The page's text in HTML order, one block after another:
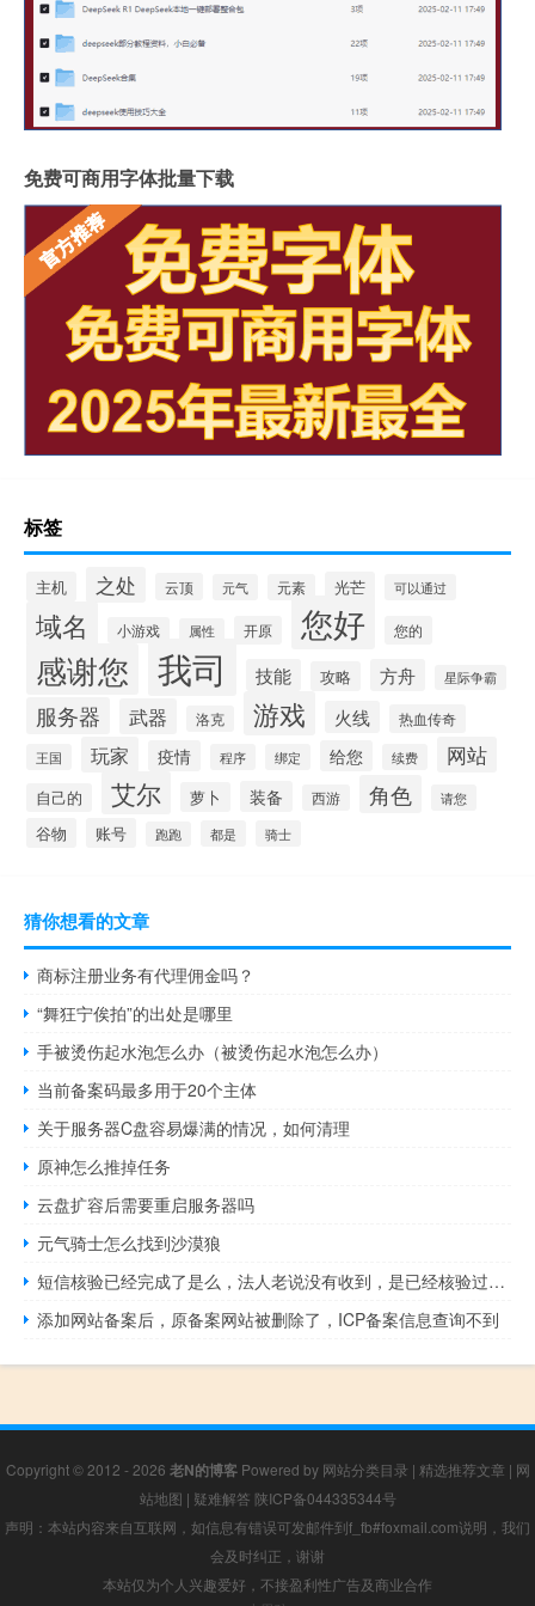
免费可商用字体批量下载
标签
主机 之处 云顶 元气 元素 光芒 可以通过
域名 小游戏 属性 开原 您好 您的
感谢您 我司 技能 攻略 方舟 星际争霸
服务器 武器 洛克 游戏 火线 热血传奇
王国 玩家 疫情 程序 绑定 给您 续费 网站
自己的 艾尔 萝卜 装备 西游 角色 请您
谷物 账号 跑跑 都是 骑士
猜你想看的文章
商标注册业务有代理佣金吗？
“舞狂宁俟拍”的出处是哪里
手被烫伤起水泡怎么办（被烫伤起水泡怎么办）
当前备案码最多用于20个主体
关于服务器C盘容易爆满的情况，如何清理
原神怎么推掉任务
云盘扩容后需要重启服务器吗
元气骑士怎么找到沙漠狼
短信核验已经完成了是么，法人老说没有收到，是已经核验过了么
添加网站备案后，原备案网站被删除了，ICP备案信息查询不到
Copyright © 2012 - 2026 老N的博客Powered by 网站分类目录 | 精选推荐文章 | 网
站地图 | 疑难解答 陕ICP备044335344号
声明：本站内容来自互联网，如信息有错误可发邮件到f_fb#foxmail.com说明，我们
会及时纠正，谢谢
本站仅为个人兴趣爱好，不接盈利性广告及商业合作